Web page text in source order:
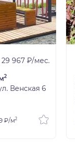
967 ₽/мес.
2
Венская 6
₽/м2